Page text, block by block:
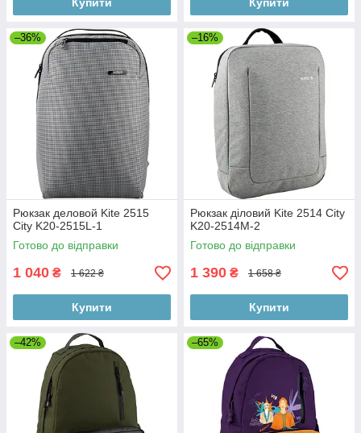
–36%
Рюкзак деловой Kite 2515
City K20-2515L-1
Готово до відправки
1 040 ₴ 1 622 ₴
Купити
–16%
Рюкзак діловий Kite 2514 City
K20-2514M-2
Готово до відправки
1 390 ₴ 1 658 ₴
Купити
–42% –65%